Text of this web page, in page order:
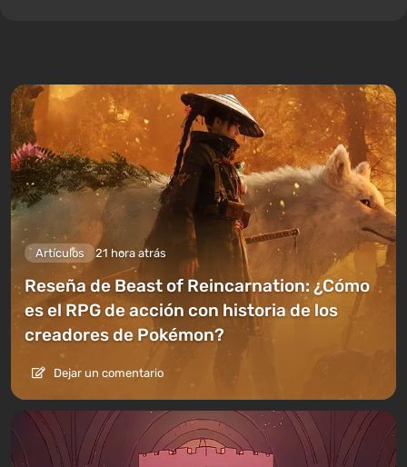
Artículos 21 hora atrás
Reseña de Beast of Reincarnation: ¿Cómo
es el RPG de acción con historia de los
creadores de Pokémon?
Dejar un comentario